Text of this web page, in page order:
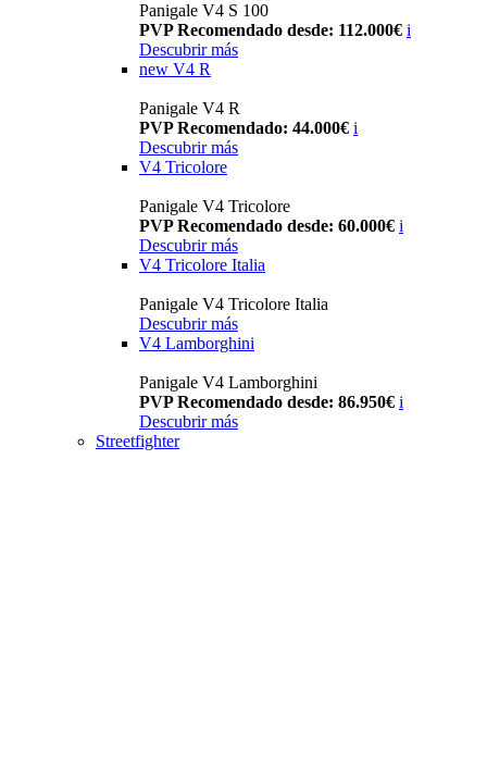
Panigale V4 S 100
PVP Recomendado desde: 112.000€ i
Descubrir más
new V4 R
Panigale V4 R
PVP Recomendado: 44.000€ i
Descubrir más
V4 Tricolore
Panigale V4 Tricolore
PVP Recomendado desde: 60.000€ i
Descubrir más
V4 Tricolore Italia
Panigale V4 Tricolore Italia
Descubrir más
V4 Lamborghini
Panigale V4 Lamborghini
PVP Recomendado desde: 86.950€ i
Descubrir más
Streetfighter